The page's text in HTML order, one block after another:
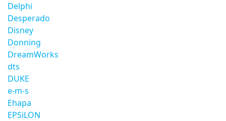
Delphi
Desperado
Disney
Donning
DreamWorks
dts
DUKE
e-m-s
Ehapa
EPSiLON